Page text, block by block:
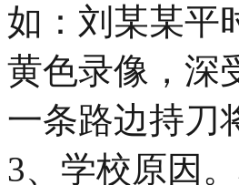
如：刘某某平
黄色录像，深
一条路边持刀
3、学校原因